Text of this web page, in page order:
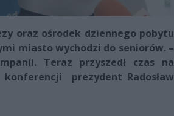
oraz ośrodek dziennego pobytu
miasto wychodzi do seniorów. –
Teraz przyszedł czas na
prezydent Radosław